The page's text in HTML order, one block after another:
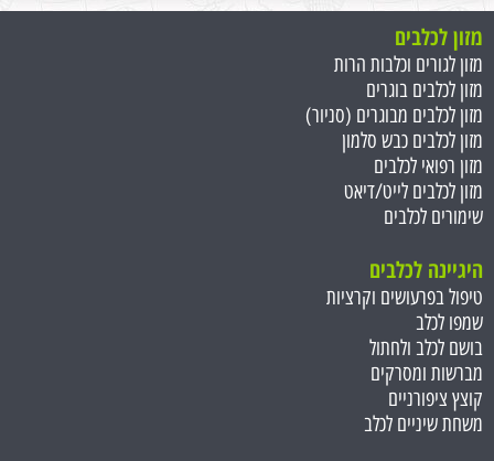
מזון לכלבים
מזון לגורים וכלבות הרות
מזון לכלבים בוגרים
מזון לכלבים מבוגרים (סניור)
מזון לכלבים כבש סלמון
מזון רפואי לכלבים
מזון לכלבים לייט/דיאט
שימורים לכלבים
היגיינה לכלבים
טיפול בפרעושים וקרציות
שמפו לכלב
בושם לכלב ולחתול
מברשות ומסרקים
קוצץ ציפורניים
משחת שיניים לכלב